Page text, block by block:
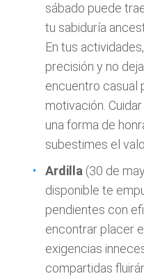
sábado puede
tu sabiduría
En tus
precisión y no
encuentro casual
motivación.
una forma de
subestimes el
Ardilla (30 de
disponible te
pendientes con
encontrar placer
exigencias
compartidas